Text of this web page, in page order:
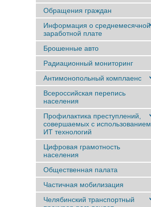
Обращения граждан
Информация о среднемесячной
заработной плате
Брошенные авто
Радиационный мониторинг
Антимонопольный комплаенс
Всероссийская перепись
населения
Профилактика преступлений,
совершаемых с использованием
ИТ технологий
Цифровая грамотность
населения
Общественная палата
Частичная мобилизация
Челябинский транспортный